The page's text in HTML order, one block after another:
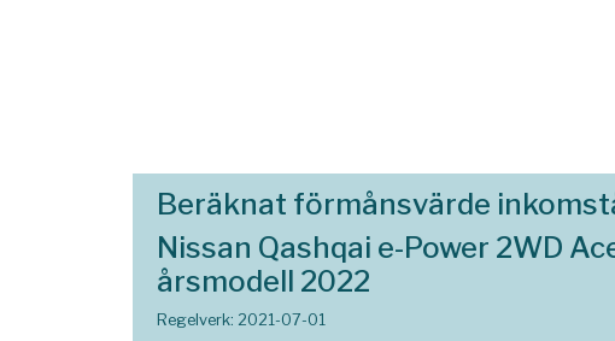
Beräknat förmånsvärde
Nissan Qashqai e-Power 2WD
årsmodell 2022
Regelverk: 2021-07-01